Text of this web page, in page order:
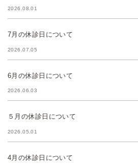
2026.08.01
7月の休診日について
2026.07.05
6月の休診日について
2026.06.03
５月の休診日について
2026.05.01
4月の休診日について